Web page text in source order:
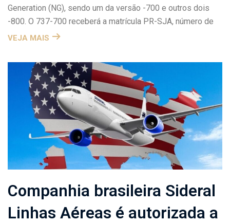
Generation (NG), sendo um da versão -700 e outros dois
-800. O 737-700 receberá a matrícula PR-SJA, número de
VEJA MAIS
Companhia brasileira Sideral
Linhas Aéreas é autorizada a